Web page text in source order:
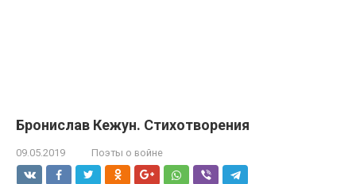
Бронислав Кежун. Стихотворения
09.05.2019 Поэты о войне